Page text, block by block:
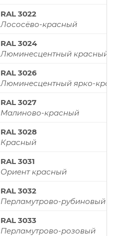
RAL 3022
Лососёво-красный
RAL 3024
Люминесцентный красный
RAL 3026
Люминесцентный ярко-
RAL 3027
Малиново-красный
RAL 3028
Красный
RAL 3031
Ориент красный
RAL 3032
Перламутрово-рубиновый
RAL 3033
Перламутрово-розовый